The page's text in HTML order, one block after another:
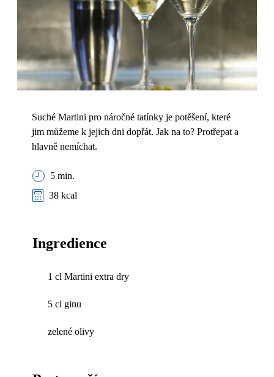
Suché Martini pro náročné tatínky je potěšení, které
jim můžeme k jejich dni dopřát. Jak na to? Protřepat a
hlavně nemíchat.
5 min.
38 kcal
Ingredience
1 cl Martini extra dry
5 cl ginu
zelené olivy